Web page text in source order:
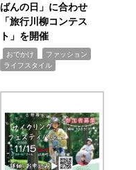
ばんの日」に合わせ
「旅行川柳コンテス
ト」を開催
おでかけ ファッション
ライフスタイル